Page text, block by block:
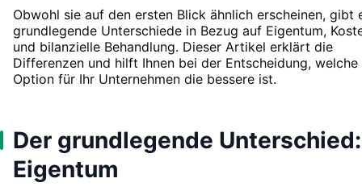
Obwohl sie auf den ersten Blick ähnlich erscheinen, gibt
grundlegende Unterschiede in Bezug auf Eigentum,
und bilanzielle Behandlung. Dieser Artikel erklärt die
Differenzen und hilft Ihnen bei der Entscheidung, welche
Option für Ihr Unternehmen die bessere ist.
Der grundlegende Unterschied:
Eigentum